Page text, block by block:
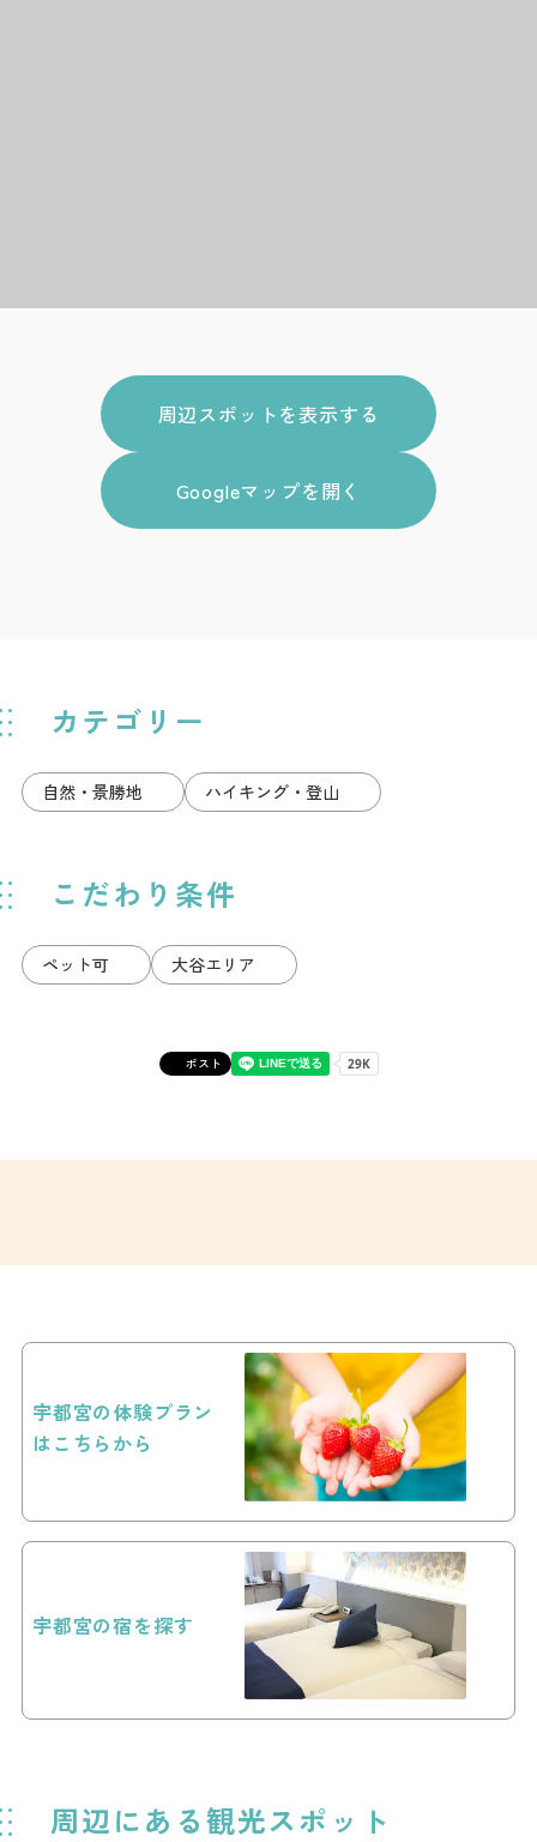
カテゴリー
自然・景勝地 ハイキング・登山
こだわり条件
ペット可 大谷エリア
ポスト
周辺スポットを表示する
Googleマップを開く
宇都宮の体験プラン
はこちらから
宇都宮の宿を探す
周辺にある観光スポット